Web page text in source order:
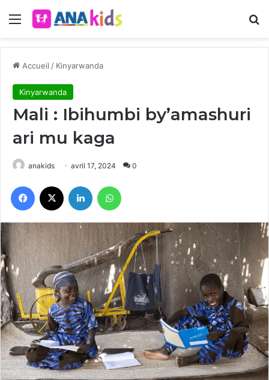
Menu
Accueil / Kinyarwanda
Kinyarwanda
Mali : Ibihumbi by’amashuri
ari mu kaga
anakids avril 17, 2024 0
Facebook Linkedin